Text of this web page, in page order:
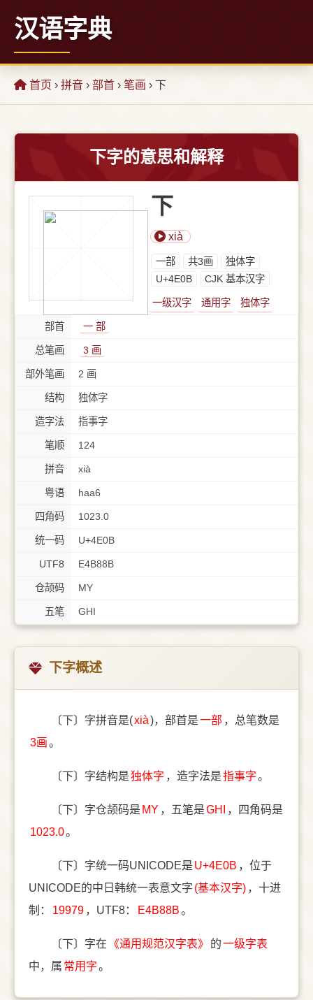
汉语字典
首页 › 拼音 › 部首 › 笔画 › 下
下字的意思和解释
下
xià
⼀部 共3画
独体字
U+4E0B
CJK 基本汉字
一级汉字 通用字 独体字
部首 ⼀ 部
总笔画 3 画
部外笔画 2 画
结构 独体字
造字法 指事字
笔顺 124
拼音 xià
粤语 haa6
四角码 1023.0
统一码 U+4E0B
UTF8 E4B88B
仓颉码 MY
五笔 GHI
下字概述
〔下〕字拼音是(xià)，部首是⼀部 ，总笔数是
3画。
〔下〕字结构是独体字 ，造字法是指事字。
〔下〕字仓颉码是 MY ，五笔是GHI
，四角码是
1023.0。
〔下〕字统一码UNICODE是 U+4E0B ，位于
UNICODE的中日韩统一表意文字 (基本汉字) ，十进
制：
19979 ，UTF8： E4B88B。
〔下〕字在 《通用规范汉字表》 的一级字表
中，属 常用字。